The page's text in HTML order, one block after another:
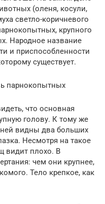
(оленя, косули,
светло-коричневого
крупного
Народное название
и приспособленности
существует.
парнокопытных
что основная
голову. К тому же
видны два больших
Несмотря на такое
видит плохо. В
чем они крупнее,
Тело крепкое, как